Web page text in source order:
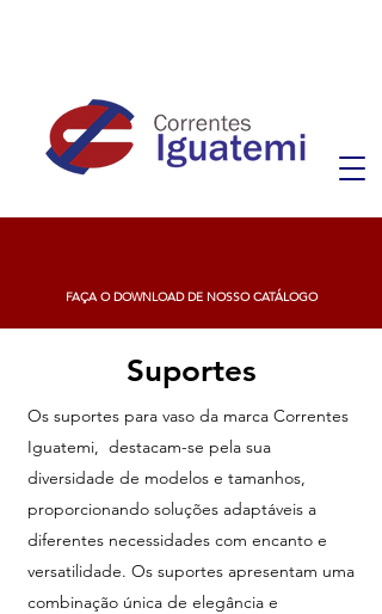
FAÇA O DOWNLOAD DE NOSSO CATÁLOGO
Suportes
Os suportes para vaso da marca Correntes
Iguatemi, destacam-se pela sua
diversidade de modelos e tamanhos,
proporcionando soluções adaptáveis a
diferentes necessidades com encanto e
versatilidade. Os suportes apresentam uma
combinação única de elegância e